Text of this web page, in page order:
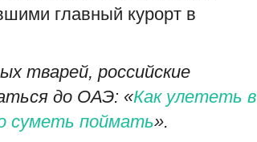
главный курорт в
тварей, российские
до ОАЭ: «Как улететь в
суметь поймать».